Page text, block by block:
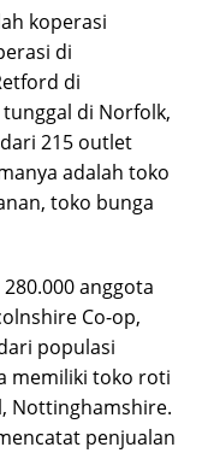
koperasi
di
di
di Norfolk,
215 outlet
adalah toko
toko bunga
anggota
Co-op,
populasi
memiliki toko roti
Nottinghamshire.
penjualan